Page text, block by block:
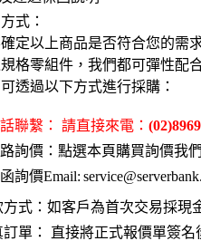
式：
定以上商品是否符合您的需
格零組件，我們都可彈性配
透過以下方式進行採購：
聯繫： 請直接來電：
詢價：點選本頁購買詢價我
詢價Email:
方式：如客戶為首次交易採現
訂單： 直接將正式報價單簽名